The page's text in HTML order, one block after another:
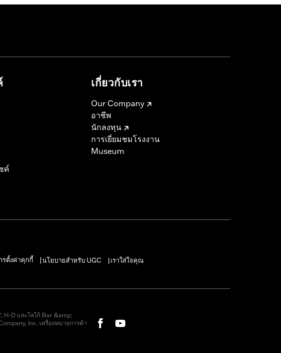
ค์
เกี่ยวกับเรา
Our Company
อาชีพ
นักลงทุน
การเยี่ยมชมโรงงาน
Museum
รตั้งค่าคุกกี้ นโยบายสำหรับ UGC เราใส่ใจคุณ
H-D และโลโก้ Bar &amp;
Inc. เครื่องหมายการค้า